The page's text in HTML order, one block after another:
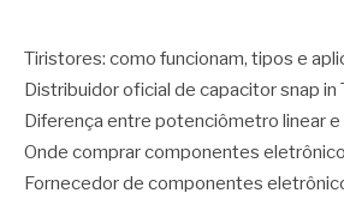
Tiristores: como funcionam, tipos e
Distribuidor oficial de capacitor snap in
Diferença entre potenciômetro linear
Onde comprar componentes
Fornecedor de componentes